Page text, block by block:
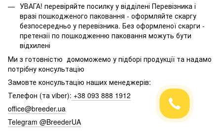
УВАГА! перевіряйте посилку у відділені Перевізника і
вразі пошкодженого паковання - оформляйте скаргу
безпосередньо у перевізника. Без оформленої скарги -
претензії по пошкодженню паковання можуть бути
відхилені
Ми з готовністю домоможемо у підборі продукції та надамо
потрібну консультацію
Замовте консультацію наших менеджерів:
Телефон (та viber): +38 093 888 1912
office@breeder.ua
Telegram @BreederUA